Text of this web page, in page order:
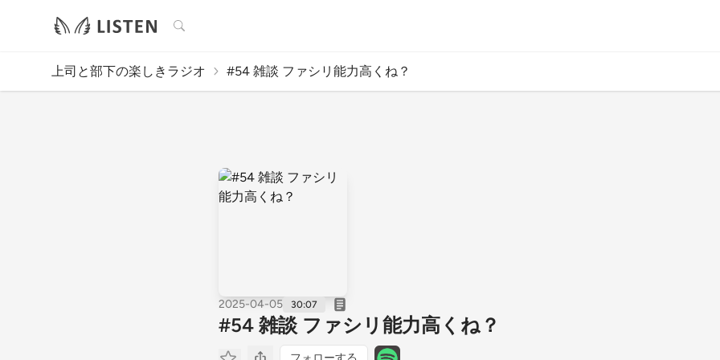
検索
上司と部下の楽しきラジオ #54 雑談 ファシリ能力高くね？
2025-04-05 30:07
#54 雑談 ファシリ能力高くね？